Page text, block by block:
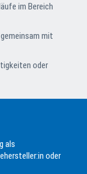
im Bereich
mit
oder
als
oder